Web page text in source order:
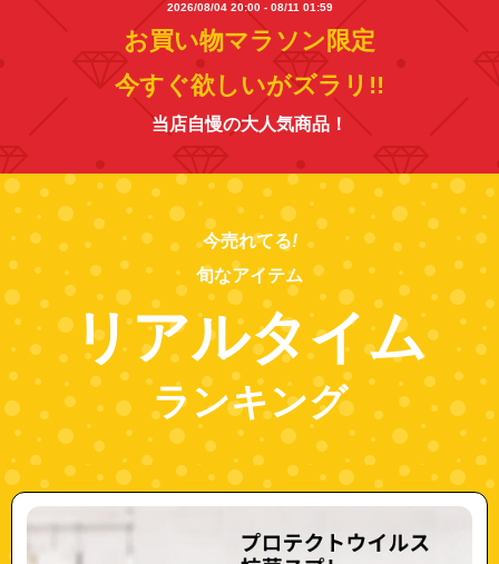
2026/08/04 20:00 - 08/11 01:59
お買い物マラソン限定
今すぐ欲しいがズラリ!!
当店自慢の大人気商品！
今売れてる!
旬なアイテム
リアルタイム
ランキング
"pula-b0c6k4g5hm-1"